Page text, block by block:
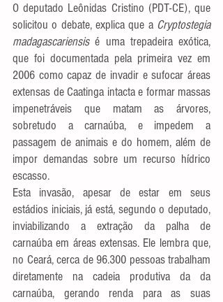
O deputado Leônidas Cristino (PDT-CE), que
solicitou o debate, explica que a Cryptostegia
madagascariensis é uma trepadeira exótica,
que foi documentada pela primeira vez em
2006 como capaz de invadir e sufocar áreas
extensas de Caatinga intacta e formar massas
impenetráveis que matam as árvores,
sobretudo a carnaúba, e impedem a
passagem de animais e do homem, além de
impor demandas sobre um recurso hídrico
escasso.
Esta invasão, apesar de estar em seus
estádios iniciais, já está, segundo o deputado,
inviabilizando a extração da palha de
carnaúba em áreas extensas. Ele lembra que,
no Ceará, cerca de 96.300 pessoas trabalham
diretamente na cadeia produtiva da da
carnaúba, gerando renda para as suas